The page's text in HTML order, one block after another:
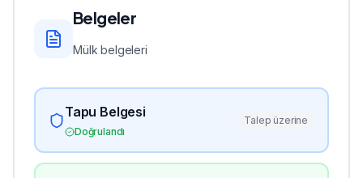
Belgeler
Mülk belgeleri
Tapu Belgesi
Doğrulandı
Talep üzerine